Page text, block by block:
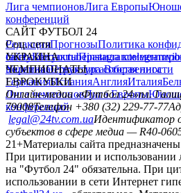
Лига чемпионовЛига Европы
конференций
САЙТ ФУТБОЛ 24
РедакцияПрогнозыПолитика
сайтуКонтактыПравила
политикаСтруктура собственности
Соц. сети
facebookxyoutubeinstagramtelegram
УКРАИНА
УкраинаПервая лигаВторая лига
ЧЕМПИОНАТЫ
ГерманияИспанияАнглияИталия
ЕВРОКУБКИ
Лига чемпионовЛига Европы
конференций
Онлайн-медиа «Футбол 24»пл.
79008Телефон +380 (32) 229-77-77
legal@24tv.com.uaИдентификатор
субъектов в сфере медиа — R40-
21+Материалы сайта
При цитировании и использовании
на "Футбол 24" обязательна. При
использовании в сети Интернет